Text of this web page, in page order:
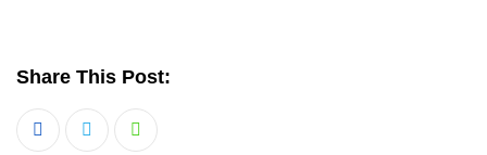
Share This Post:
Whatsapp